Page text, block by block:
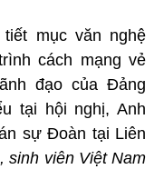
mục văn nghệ
cách mạng vẻ
đạo của Đảng
tại hội nghị, Anh
sự Đoàn tại Liên
sinh viên Việt Nam